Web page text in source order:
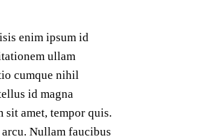
enim ipsum id
ullam
cumque nihil
id magna
amet, tempor quis.
Nullam faucibus